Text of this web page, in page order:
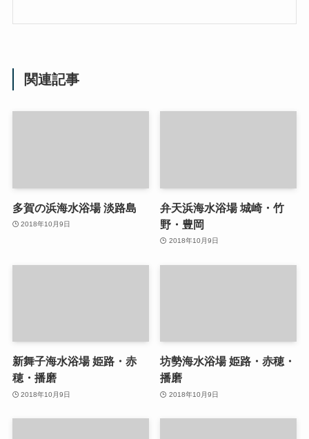
関連記事
多賀の浜海水浴場 淡路島
2018年10月9日
弁天浜海水浴場 城崎・竹
野・豊岡
2018年10月9日
新舞子海水浴場 姫路・赤
穂・播磨
2018年10月9日
坊勢海水浴場 姫路・赤穂・
播磨
2018年10月9日